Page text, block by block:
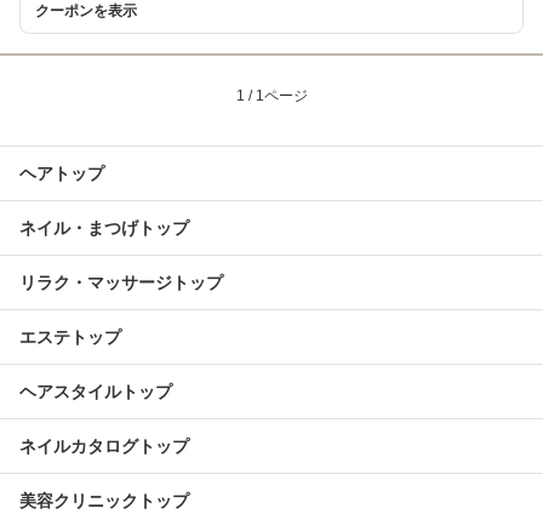
クーポンを表示
1 / 1ページ
ヘアトップ
ネイル・まつげトップ
リラク・マッサージトップ
エステトップ
ヘアスタイルトップ
ネイルカタログトップ
美容クリニックトップ